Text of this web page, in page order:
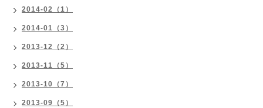
2014-02（1）
2014-01（3）
2013-12（2）
2013-11（5）
2013-10（7）
2013-09（5）